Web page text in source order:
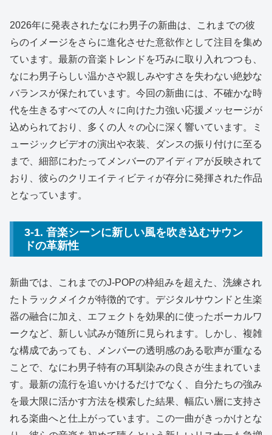
2026年に発表されたなにわ男子の新曲は、これまでの彼
らのイメージをさらに進化させた意欲作として注目を集め
ています。最新の音楽トレンドを巧みに取り入れつつも、
なにわ男子らしい温かさや親しみやすさを失わない絶妙な
バランスが保たれています。今回の新曲には、不確かな時
代を生きるすべての人々に向けた力強い応援メッセージが
込められており、多くの人々の心に深く響いています。ミ
ュージックビデオの演出や衣装、ダンスの振り付けに至る
まで、細部にわたってメンバーのアイディアが反映されて
おり、彼らのクリエイティビティが存分に発揮された作品
となっています。
3-1. 音楽シーンに新しい風を吹き込むサウン
ドの革新性
新曲では、これまでのJ-POPの枠組みを超えた、洗練され
たトラックメイクが特徴的です。デジタルサウンドと生楽
器の融合に加え、エフェクトを効果的に使ったボーカルワ
ークなど、新しい試みが随所に見られます。しかし、複雑
な構成であっても、メンバーの透明感のある歌声が重なる
ことで、なにわ男子特有の耳馴染みの良さが生まれていま
す。最新の流行を追いかけるだけでなく、自分たちの強み
を最大限に活かす方法を模索した結果、幅広い層に支持さ
れる楽曲へと仕上がっています。この一曲がきっかけとな